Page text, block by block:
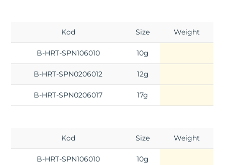
Kod Size Weight
B-HRT-SPN106010 10g
B-HRT-SPN0206012 12g
B-HRT-SPN0206017 17g
Kod Size Weight
B-HRT-SPN106010 10g